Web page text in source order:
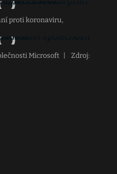
proti koronaviru,
Microsoft
Zdroj: